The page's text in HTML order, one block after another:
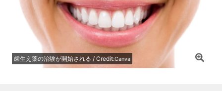
歯生え薬の治験が開始される / Credit:Canva